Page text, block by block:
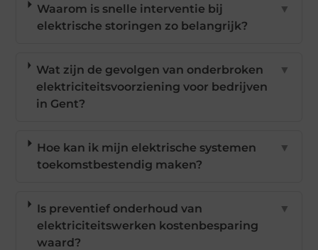
Waarom is snelle interventie bij
elektrische storingen zo belangrijk?
▼
Wat zijn de gevolgen van onderbroken
elektriciteitsvoorziening voor bedrijven
in Gent?
▼
Hoe kan ik mijn elektrische systemen
toekomstbestendig maken?
▼
Is preventief onderhoud van
elektriciteitswerken kostenbesparing
waard?
▼